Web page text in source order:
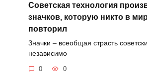
Советская технология
значков, которую никто в
повторил
Значки – всеобщая страсть
независимо
0 0